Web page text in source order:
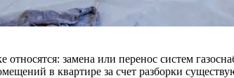
замена или перенос систем
в квартире за счет разборки